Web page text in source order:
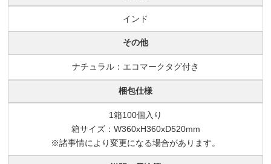
インド
その他
ナチュラル：エコマークタグ付き
梱包仕様
1箱100個入り
箱サイズ：W360xH360xD520mm
※諸事情により変更になる場合があります。